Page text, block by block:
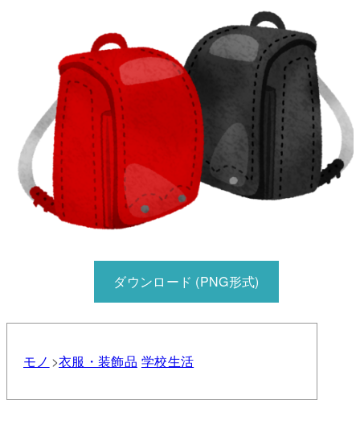
ダウンロード (PNG形式)
モノ 衣服・装飾品 学校生活